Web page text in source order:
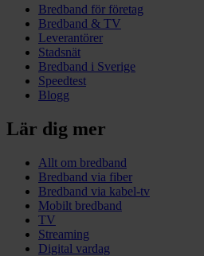
Bredband för företag
Bredband & TV
Leverantörer
Stadsnät
Bredband i Sverige
Speedtest
Blogg
Lär dig mer
Allt om bredband
Bredband via fiber
Bredband via kabel-tv
Mobilt bredband
TV
Streaming
Digital vardag